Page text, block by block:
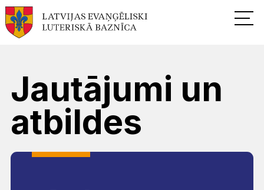
Jautājumi un
atbildes